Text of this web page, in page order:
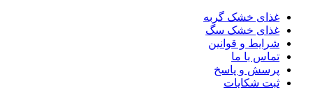
غذای خشک گربه
غذای خشک سگ
شرایط و قوانین
تماس با ما
پرسش و پاسخ
ثبت شکایات